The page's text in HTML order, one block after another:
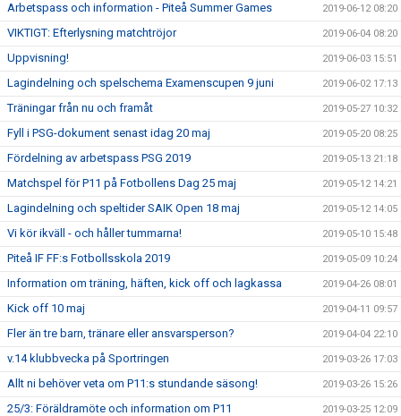
Arbetspass och information - Piteå Summer Games 2019-06-12 08:20
VIKTIGT: Efterlysning matchtröjor 2019-06-04 08:20
Uppvisning! 2019-06-03 15:51
Lagindelning och spelschema Examenscupen 9 juni 2019-06-02 17:13
Träningar från nu och framåt 2019-05-27 10:32
Fyll i PSG-dokument senast idag 20 maj 2019-05-20 08:25
Fördelning av arbetspass PSG 2019 2019-05-13 21:18
Matchspel för P11 på Fotbollens Dag 25 maj 2019-05-12 14:21
Lagindelning och speltider SAIK Open 18 maj 2019-05-12 14:05
Vi kör ikväll - och håller tummarna! 2019-05-10 15:48
Piteå IF FF:s Fotbollsskola 2019 2019-05-09 10:24
Information om träning, häften, kick off och lagkassa 2019-04-26 08:01
Kick off 10 maj 2019-04-11 09:57
Fler än tre barn, tränare eller ansvarsperson? 2019-04-04 22:10
v.14 klubbvecka på Sportringen 2019-03-26 17:03
Allt ni behöver veta om P11:s stundande säsong! 2019-03-26 15:26
25/3: Föräldramöte och information om P11 2019-03-25 12:09